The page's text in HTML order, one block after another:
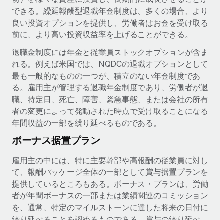
福利厚生
従業員の福利厚生を簡単に管理
詳細を見る
ブログ
よびContractor Management Plus（契約社員管理
プラス）
Remoteの使命は、世界のどこにいても、あらゆる規模の企業が
業務に最適な人材を採用し、管理し、給与を支給できるようにす
ることです。この数週間で、新しい統合、機能、改良点をリリー
スしました。...
詳細を見る
給与詐欺：種類、事例、ビジネスを守る方法
給与, 賃金は詐欺の特に魅力的な標的です。多額の資金がシステ
ム間で頻繁に移動しているためです。このため、自社のビジネス
を保護することは極めて重要です。...
できる。繰延報酬型退職年金制度は、多くの場合、より
良い投資オプションを提供し、労働者はお金を受け取る
前に、より高い投資収益率を上げることができる。
退職金制度には年金と従業員ストックオプションが含ま
れる。例えば米国では、NQDCの退職オプションとして
最も一般的なものの一つが、積立のない年金制度であ
る。雇用主が管理する退職年金制度であり、労働者が退
職、特定日、死亡、障害、緊急事態、または会社の所有
者の変更によって発動された時点で受け取ることになる
年間収益の一部を繰り延べるものである。
ボーナス据置プラン
雇用主の中には、特に主要幹部や高報酬の従業員に対し
て、報酬パッケージ全体の一部として賞与据置プランを
提供しているところもある。ボーナス・プランは、労働
者が年間ボーナスの一部または業績関連のコミッション
を、通常、特定のマイルストーンに達した将来の日付に